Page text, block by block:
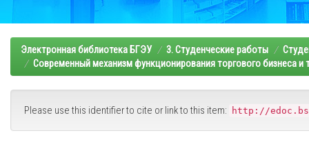
Электронная библиотека БГЭУ 3. Студенческие работы
Современный механизм функционирования торгового бизнеса и
Please use this identifier to cite or link to this item: http://